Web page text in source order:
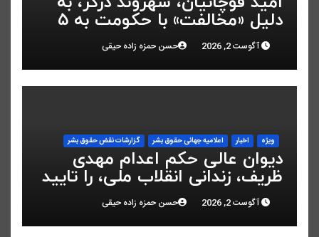
دلیل «مخالفت» با حکومت به ۵
سال زندان محکوم شد
آگوست 2, 2026 حسن حمزه زاده حیقی
ویژه اخبار اعلاميه جهانی حقوق بشر گزارشات نقض حقوق بشر
دیوان عالی حکم اعدام مهدی
ظریف، زندانی انقلاب ملی، را تایید
کردآگوست 2, 2026 حسن حمزه زاده حیقی